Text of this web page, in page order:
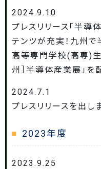
2024.9.10
プレスリリース「半導
テンツが充実！九州で
高等専門学校(高専)
州］半導体産業展」を
2024.7.1
プレスリリースを出しま
2023年度
2023.9.25